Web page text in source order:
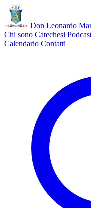
Don Leonardo
Chi sono Catechesi
Calendario Contatti